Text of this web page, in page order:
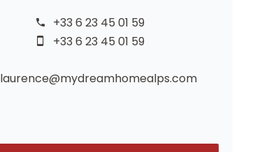
+33 6 23 45 01 59
+33 6 23 45 01 59
laurence@mydreamhomealps.com